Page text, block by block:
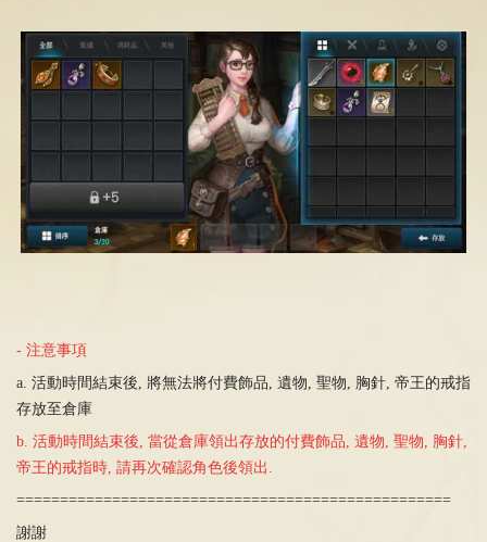
- 注意事項
a. 活動時間結束後, 將無法將付費飾品, 遺物, 聖物, 胸針, 帝王的戒指
存放至倉庫
b. 活動時間結束後, 當從倉庫領出存放的付費飾品, 遺物, 聖物, 胸針,
帝王的戒指時, 請再次確認角色後領出.
==================================================
謝謝